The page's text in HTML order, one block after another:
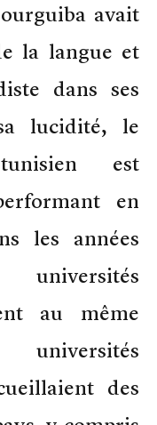
avait
la langue et
dans ses
lucidité, le
est
en
les années
au même
des